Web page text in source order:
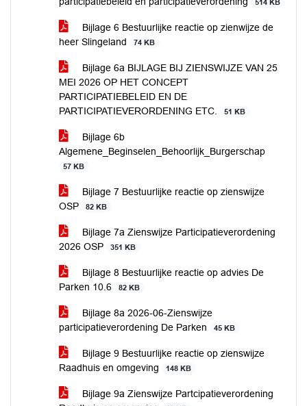
514 KB
Bijlage 6 Bestuurlijke reactie op zienwijze de
heer Slingeland
74 KB
Bijlage 6a BIJLAGE BIJ ZIENSWIJZE VAN 25
MEI 2026 OP HET CONCEPT
PARTICIPATIEBELEID EN DE
PARTICIPATIEVERORDENING ETC.
51 KB
Bijlage 6b
Algemene_Beginselen_Behoorlijk_Burgerschap
57 KB
Bijlage 7 Bestuurlijke reactie op zienswijze
OSP
82 KB
Bijlage 7a Zienswijze Participatieverordening
2026 OSP
351 KB
Bijlage 8 Bestuurlijke reactie op advies De
Parken 10.6
82 KB
Bijlage 8a 2026-06-Zienswijze
participatieverordening De Parken
45 KB
Bijlage 9 Bestuurlijke reactie op zienswijze
Raadhuis en omgeving
148 KB
Bijlage 9a Zienswijze Partcipatieverordening